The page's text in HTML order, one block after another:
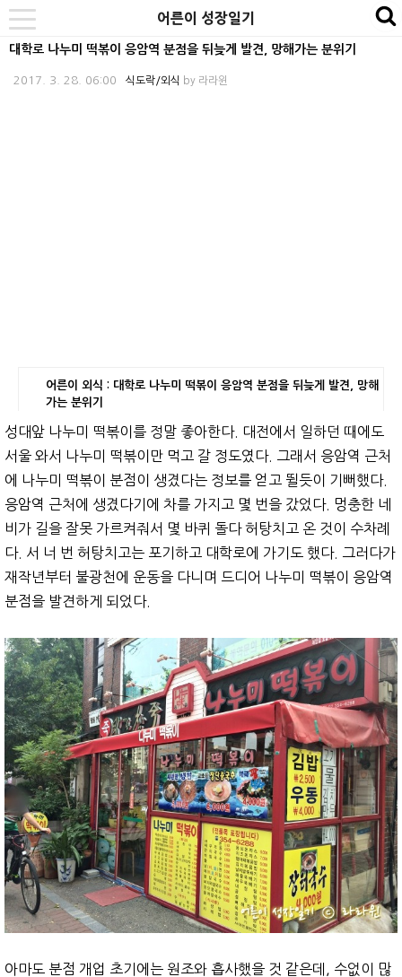
본
내
카
toggle
navigation
어른이 성장일기
대학로 나누미 떡볶이 응암역 분점을 뒤늦게 발견, 망해가는 분위기
2017. 3. 28. 06:00 식도락/외식 by 라라윈
어른이 외식 : 대학로 나누미 떡볶이 응암역 분점을 뒤늦게 발견, 망해
가는 분위기
성대앞 나누미 떡볶이를 정말 좋아한다. 대전에서 일하던 때에도
서울 와서 나누미 떡볶이만 먹고 갈 정도였다. 그래서 응암역 근처
에 나누미 떡볶이 분점이 생겼다는 정보를 얻고 뛸듯이 기뻐했다.
응암역 근처에 생겼다기에 차를 가지고 몇 번을 갔었다. 멍충한 네
비가 길을 잘못 가르켜줘서 몇 바퀴 돌다 허탕치고 온 것이 수차례
다. 서 너 번 허탕치고는 포기하고 대학로에 가기도 했다. 그러다가
재작년부터 불광천에 운동을 다니며 드디어 나누미 떡볶이 응암역
분점을 발견하게 되었다.
아마도 분점 개업 초기에는 원조와 흡사했을 것 같은데, 수없이 많